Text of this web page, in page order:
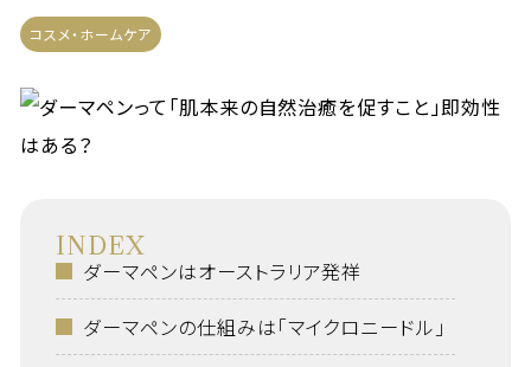
コスメ・ホームケア
INDEX
ダーマペンはオーストラリア発祥
ダーマペンの仕組みは「マイクロニードル」